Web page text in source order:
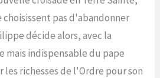
choisissent pas d'abandonner
décide alors, avec la
indispensable du pape
richesses de l'Ordre pour son